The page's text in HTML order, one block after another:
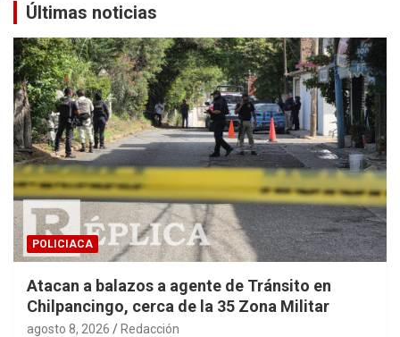
Últimas noticias
POLICIACA
Atacan a balazos a agente de Tránsito en
Chilpancingo, cerca de la 35 Zona Militar
agosto 8, 2026 Redacción